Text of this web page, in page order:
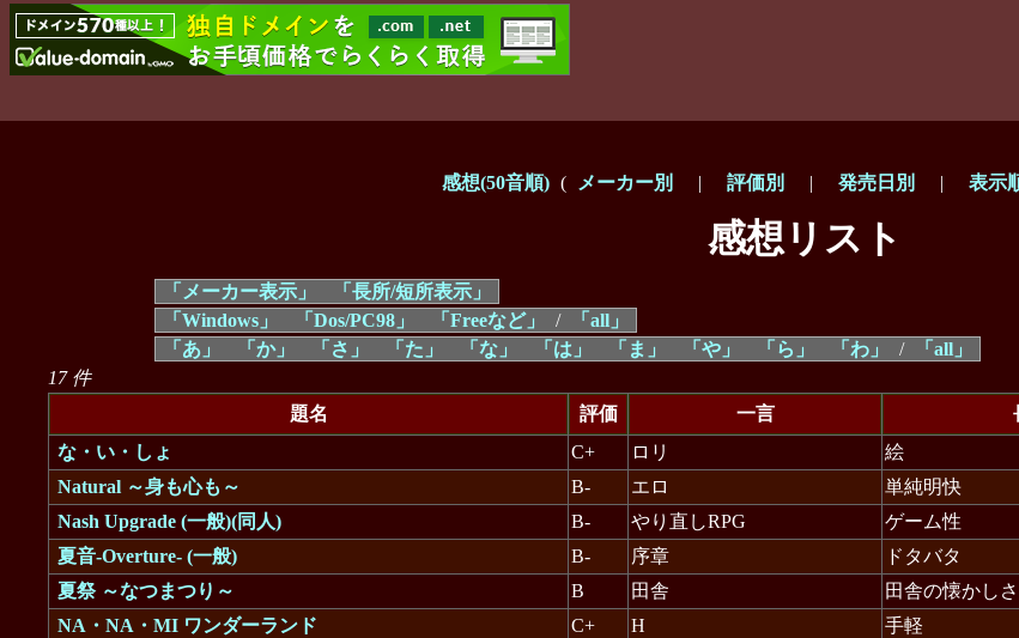
感想(50音順) ( メーカー別 | 評価別 | 発売日別 | 表示
感想リスト
「メーカー表示」
「長所/短所表示」
「Windows」
「Dos/PC98」 「Freeなど」 /
「all」
「あ」
「か」 「さ」 「た」 「な」 「は」 「ま」 「や」 「ら」 「わ」 /
「all」
17 件
題名
評価 一言
な・い・しょ
C+ ロリ 絵
Natural ～身も心も～
B- エロ 単純明快
Nash Upgrade (一般)(同人)
B- やり直しRPG ゲーム性
夏音-Overture- (一般)
B- 序章 ドタバタ
夏祭 ～なつまつり～
B 田舎 田舎の懐かし
NA・NA・MI ワンダーランド
C+ H 手軽